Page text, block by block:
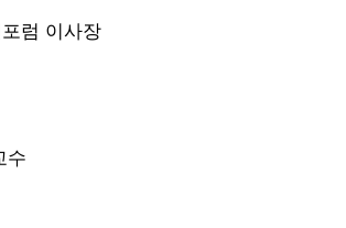
럼 이사장
수